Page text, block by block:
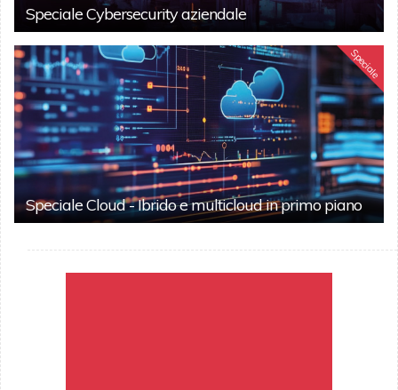
Speciale Cybersecurity aziendale
Speciale
Speciale Cloud - Ibrido e multicloud in primo piano